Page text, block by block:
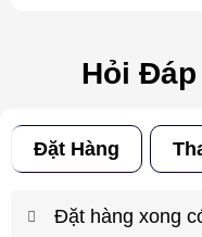
Hỏi Đáp
Đặt Hàng
Đặt hàng xong